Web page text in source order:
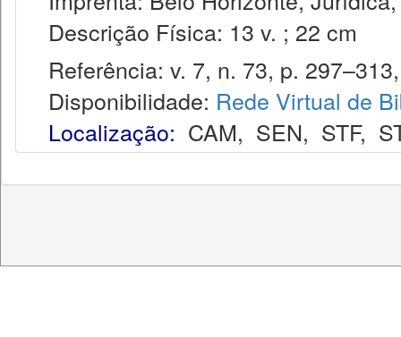
Descrição Física: 13 v. ; 22 cm
Referência: v. 7, n. 73, p.
Disponibilidade: Rede Virtual de
Localização: CAM, SEN, STF,